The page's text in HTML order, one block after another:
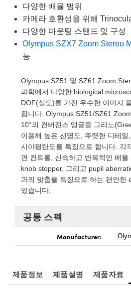
Coated Optics
(DOE)
MicrometersSystems
Company
Components
다양한 배율 범위
카메라 호환성을 위해
다양한 마운팅 스탠드 및 구성
Olympus SZX7 Zoom Stereo
능
Olympus SZ51 및 SZ61 Zoom
과학에서 다양한 biological
DOF(심도)를 가진 우수한 이미지
됩니다. Olympus SZ51/SZ61
10°의 컨버전스 앵글을 그리노
이용해 높은 선명도, 뚜렷한 디테
시야평탄도를 특징으로 합니다. 각
면 컨트롤, 신속하고 반복적인 배
knob stopper, 그리고 pupil
과의 맞춤을 특징으로 하는 편안한
있습니다.
공통 스펙
Manufacturer:
제품정보 제품설명 제품자료